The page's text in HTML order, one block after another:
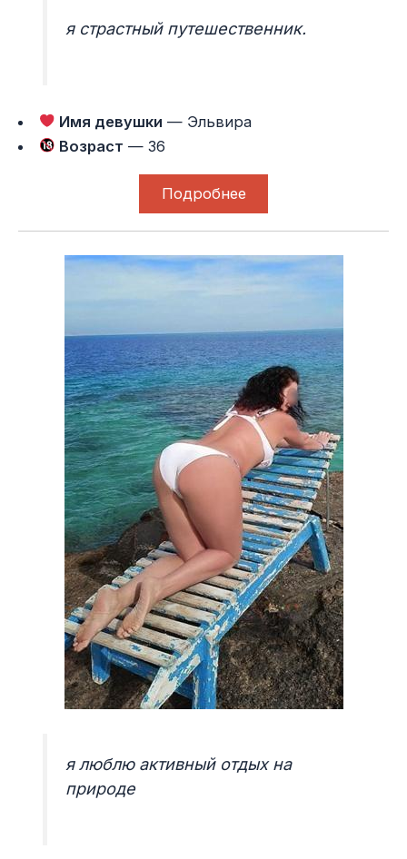
я страстный путешественник.
Имя девушки — Эльвира
Возраст — 36
Подробнее
я люблю активный отдых на
природе